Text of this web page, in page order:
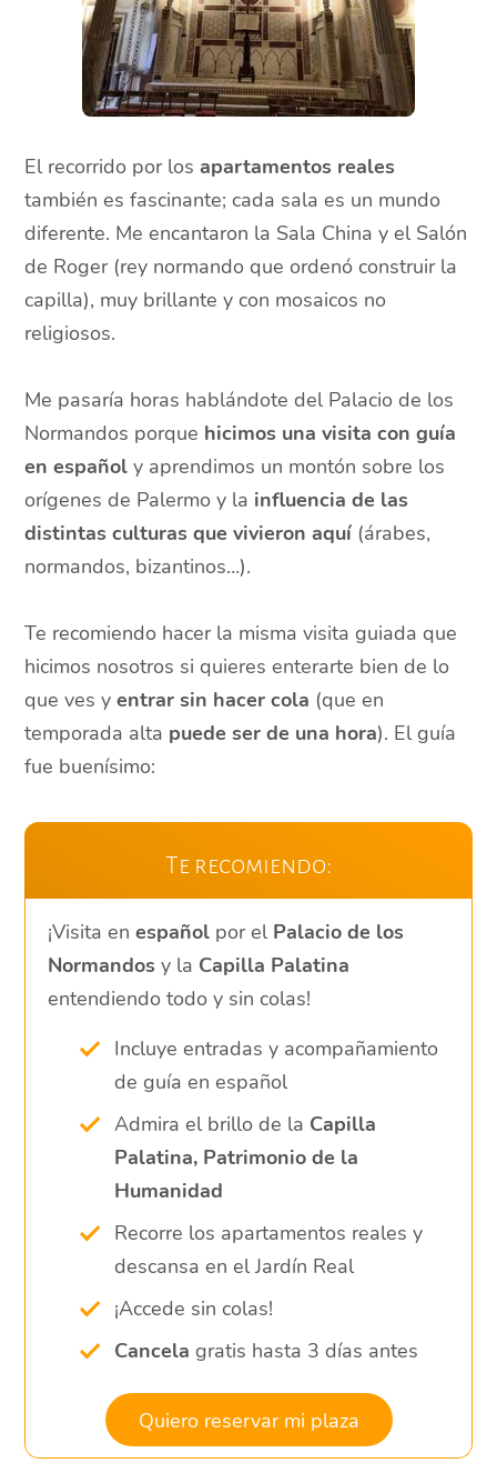
El recorrido por losapartamentos reales
también es fascinante; cada sala es un mundo
diferente. Me encantaron la Sala China y el Salón
de Roger (rey normando que ordenó construir la
capilla), muy brillante y con mosaicos no
religiosos.
Me pasaría horas hablándote del Palacio de los
Normandos porque hicimos una visita con guía
en español y aprendimos un montón sobre los
orígenes de Palermo y la influencia de las
distintas culturas que vivieron aquí (árabes,
normandos, bizantinos…).
Te recomiendo hacer la misma visita guiada que
hicimos nosotros si quieres enterarte bien de lo
que ves yentrar sin hacer cola (que en
temporada alta puede ser de una hora). El guía
fue buenísimo:
Te recomiendo:
¡Visita enespañol por el Palacio de los
Normandos y la Capilla Palatina
entendiendo todo y sin colas!
Incluye entradas y acompañamiento
de guía en español
Admira el brillo de la Capilla
Palatina, Patrimonio de la
Humanidad
Recorre los apartamentos reales y
descansa en el Jardín Real
¡Accede sin colas!
Cancela gratis hasta 3 días antes
Quiero reservar mi plaza